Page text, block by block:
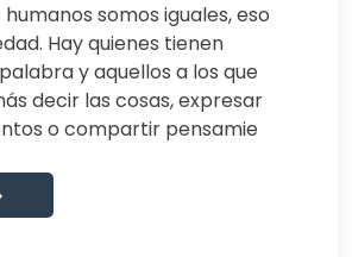
somos iguales, eso
Hay quienes tienen
y aquellos a los que
decir las cosas, expresar
o compartir pensamie